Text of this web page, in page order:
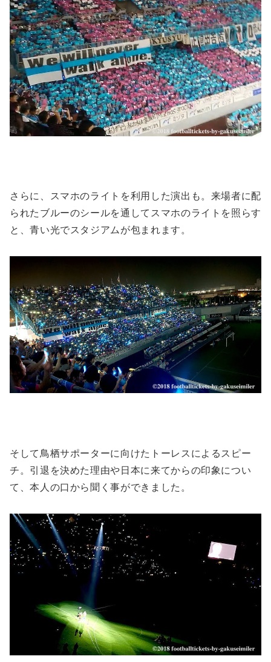
さらに、スマホのライトを利用した演出も。来場者に配
られたブルーのシールを通してスマホのライトを照らす
と、青い光でスタジアムが包まれます。
そして鳥栖サポーターに向けたトーレスによるスピー
チ。引退を決めた理由や日本に来てからの印象につい
て、本人の口から聞く事ができました。